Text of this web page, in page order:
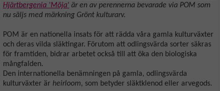
Hjärtbergenia 'Möja' är en av perennerna bevarade via POM som
nu säljs med märkning Grönt kulturarv.
POM är en nationella insats för att rädda våra gamla kulturväxter
och deras vilda släktingar. Förutom att odlingsvärda sorter säkras
för framtiden, bidrar arbetet också till att öka den biologiska
mångfalden.
Den internationella benämningen på gamla, odlingsvärda
kulturväxter är heirloom, som betyder släktklenod eller arvegods.